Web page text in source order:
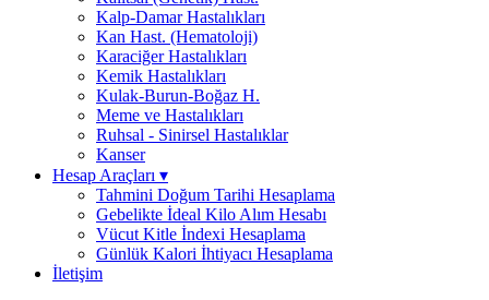
Kalp-Damar Hastalıkları
Kan Hast. (Hematoloji)
Karaciğer Hastalıkları
Kemik Hastalıkları
Kulak-Burun-Boğaz H.
Meme ve Hastalıkları
Ruhsal - Sinirsel Hastalıklar
Kanser
Hesap Araçları ▾
Tahmini Doğum Tarihi Hesaplama
Gebelikte İdeal Kilo Alım Hesabı
Vücut Kitle İndexi Hesaplama
Günlük Kalori İhtiyacı Hesaplama
İletişim